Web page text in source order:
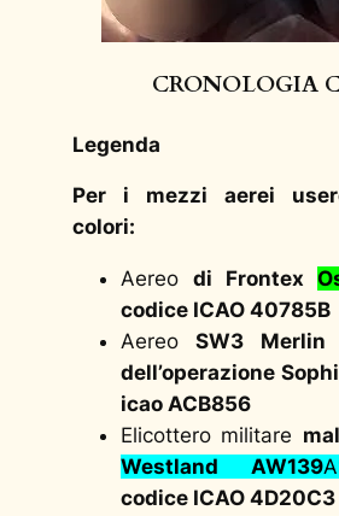
CRONOLOGIA
Legenda
Per i mezzi aerei
colori:
Aereo di Frontex
codice ICAO 40785B
AereoSW3 Merlin
dell’operazione
icao ACB856
Elicottero militare
Westland AW139
codice ICAO 4D20C3